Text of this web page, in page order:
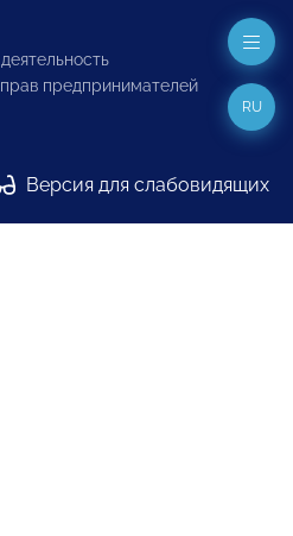
предпринимателей
Версия для слабовидящих
RU